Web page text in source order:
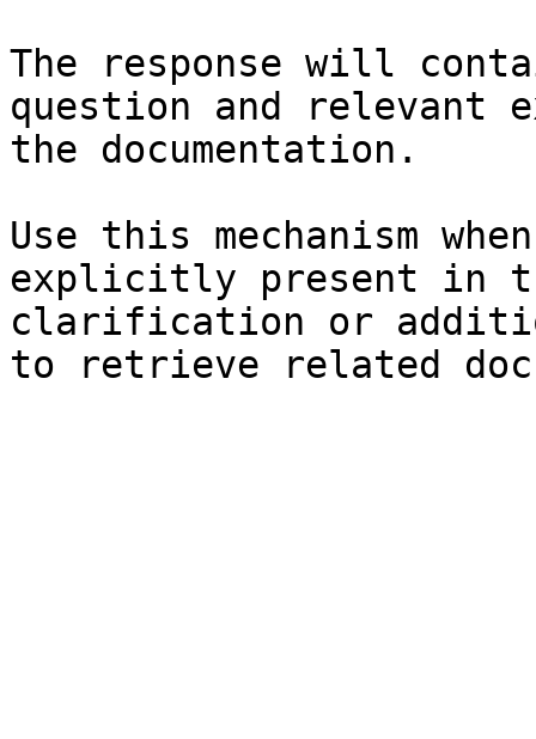
The response will
question and relevant
the documentation.
Use this mechanism
explicitly present in
clarification or